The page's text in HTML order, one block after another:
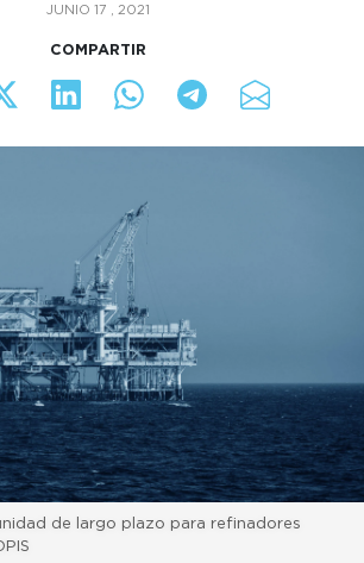
JUNIO 17 , 2021
COMPARTIR
de largo plazo para refinadores